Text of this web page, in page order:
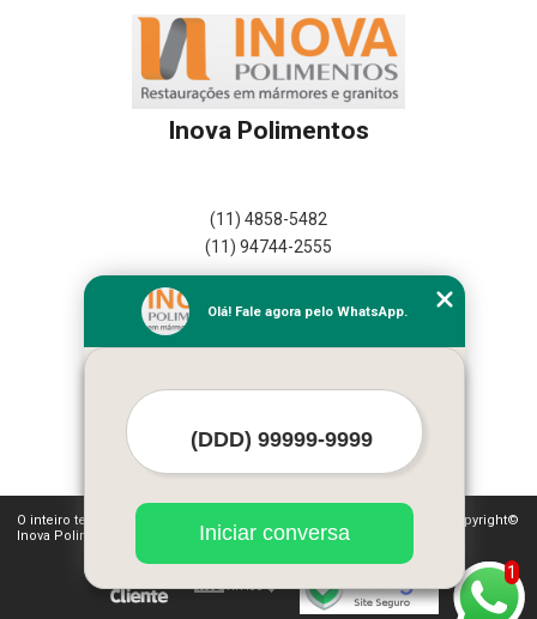
Inova Polimentos
(11) 4858-5482
(11) 94744-2555
Empresa
Missão
Mapa do site
Mais Serviços
O inteiro teor deste site está sujeito à proteção de direitos autorais. Copyright©
Inova Polimentos (Lei 9610 de 19/02/1998)
1
Olá! Fale agora pelo WhatsApp.
Iniciar conversa